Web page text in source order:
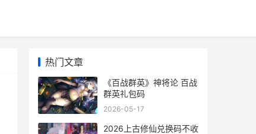
热门文章
《百战群英》神将论 百战
群英礼包码
2026-05-17
2026上古修仙兑换码不收